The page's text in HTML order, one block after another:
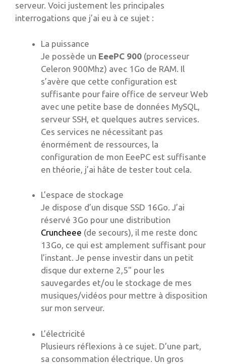
serveur. Voici justement les principales
interrogations que j’ai eu à ce sujet :
La puissance
Je possède un EeePC 900 (processeur
Celeron 900Mhz) avec 1Go de RAM. Il
s’avère que cette configuration est
suffisante pour faire office de serveur Web
avec une petite base de données MySQL,
serveur SSH, et quelques autres services.
Ces services ne nécessitant pas
énormément de ressources, la
configuration de mon EeePC est suffisante
en théorie, j’ai hâte de tester tout cela.
L’espace de stockage
Je dispose d’un disque SSD 16Go. J’ai
réservé 3Go pour une distribution
Cruncheee (de secours), il me reste donc
13Go, ce qui est amplement suffisant pour
l’instant. Je pense investir dans un petit
disque dur externe 2,5" pour les
sauvegardes et/ou le stockage de mes
musiques/vidéos pour mettre à disposition
sur mon serveur.
L’électricité
Plusieurs réflexions à ce sujet. D’une part,
sa consommation électrique. Un gros